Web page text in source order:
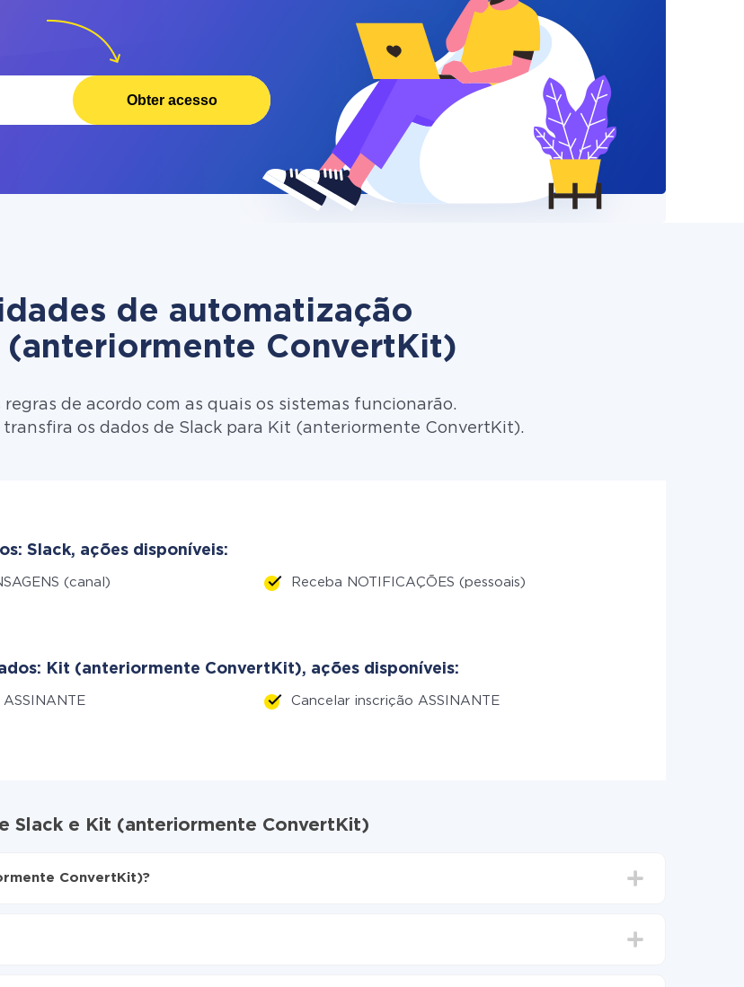
Obter acesso
de automatização
(anteriormente ConvertKit)
de acordo com as quais os sistemas funcionarão.
os dados de Slack para Kit (anteriormente ConvertKit).
Slack, ações disponíveis:
(canal) Receba NOTIFICAÇÕES (pessoais)
Kit (anteriormente ConvertKit), ações disponíveis:
Cancelar inscrição ASSINANTE
Slack e Kit (anteriormente ConvertKit)
ConvertKit)?